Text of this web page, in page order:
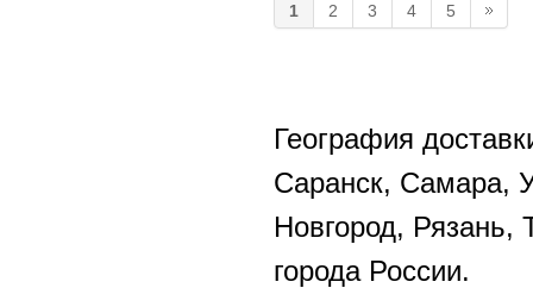
1 2 3 4 5
География
Саранск, Самара,
Новгород, Рязань,
города России.